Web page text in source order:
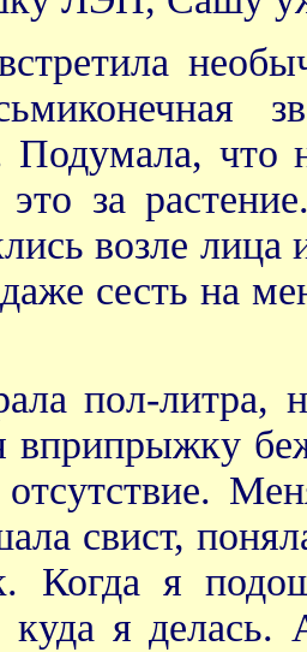
Подумала, что
это за
возле
сесть на
пол-литра,
вприпрыжку
отсутствие.
свист,
Когда я
куда я